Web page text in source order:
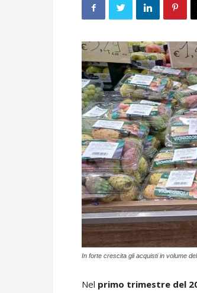
In forte crescita gli acquisti in volume
Nel primo trimestre del